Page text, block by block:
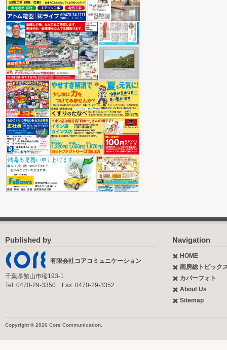
Published by
有限会社コアコミュニケーション
千葉県館山市稲193-1
Tel: 0470-29-3350 Fax: 0470-29-3352
Navigation
HOME
南房総トピック
カバーフォト
About Us
Sitemap
Copyright © 2026 Core Communication.